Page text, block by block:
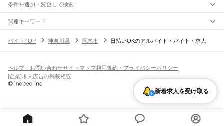
条件を追加・変更して検索
市区町村を追加・変更
神奈川県
すべて
旭区緑区瀬谷区栄区 泉区 青葉区 都筑区
川崎市すべて
横須賀市 藤沢市 茅ヶ崎市逗子市 厚木市
駅を追加・変更
川崎駅 横浜駅戸塚駅 大船駅 藤沢駅辻堂駅茅ケ崎駅 平塚駅 大磯駅
鴨宮駅小田原駅早川駅根府川駅真鶴駅湯河原駅
JR南武線
武蔵小杉駅武蔵中原駅武蔵新城駅
中野島駅稲田堤駅八丁畷駅
飲食・フードサービス
飲食・フードサービス
ホールスタッフ
皿洗い・洗い場精肉・鮮魚加工
バー（BAR）・バーテンダー
飲食店（店長・マネージャー）
営業・販売
特徴を追加・変更
人気
髪型・髪色自由ひげOKネイルOK
留学生・外国人活躍中
短期 単発・1日OK
期間限定（春夏冬休み等）
契約社員
関連キーワード
神奈川県 厚木市 日払いOK 仕分け
神奈川県 厚木市 日払いOK 高校生ok
バイトTOP 神奈川県 厚木市 日払いOKのアルバイト・バイト・求人
新着求人を受け取る
ヘルプ・お問い合わせサイトマップ利用規約・プライバシーポリシー
[企業]求人広告の掲載相談